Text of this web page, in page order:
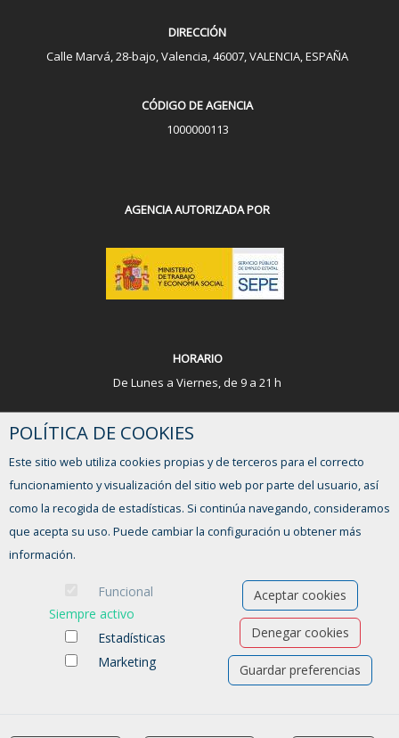
DIRECCIÓN
Calle Marvá, 28-bajo, Valencia, 46007, VALENCIA, ESPAÑA
CÓDIGO DE AGENCIA
1000000113
AGENCIA AUTORIZADA POR
HORARIO
De Lunes a Viernes, de 9 a 21 h
¿TIENES ALGUNA DUDA?
FORMULARIO DE CONTACTO
POLÍTICA DE COOKIES
Este sitio web utiliza cookies propias y de terceros para el correcto
funcionamiento y visualización del sitio web por parte del usuario, así
como la recogida de estadísticas. Si continúa navegando, consideramos
que acepta su uso. Puede cambiar la configuración u obtener más
información.
Funcional
Siempre activo
Estadísticas
Marketing
Aceptar cookies
Denegar cookies
Guardar preferencias